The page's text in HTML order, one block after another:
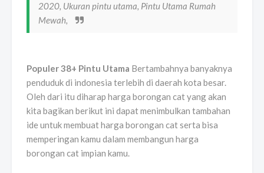
2020, Ukuran pintu utama, Pintu Utama Rumah
Mewah,
Populer 38+ Pintu Utama Bertambahnya banyaknya
penduduk di indonesia terlebih di daerah kota besar.
Oleh dari itu diharap harga borongan cat yang akan
kita bagikan berikut ini dapat menimbulkan tambahan
ide untuk membuat harga borongan cat serta bisa
memperingan kamu dalam membangun harga
borongan cat impian kamu.